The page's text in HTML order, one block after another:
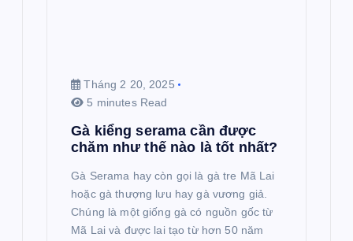
Tháng 2 20, 2025
5 minutes Read
Gà kiểng serama cần được
chăm như thế nào là tốt nhất?
Gà Serama hay còn gọi là gà tre Mã Lai
hoặc gà thượng lưu hay gà vương giả.
Chúng là một giống gà có nguồn gốc từ
Mã Lai và được lai tạo từ hơn 50 năm